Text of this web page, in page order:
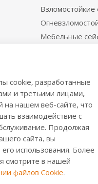
Мебельные
Депозитные
Встраиваемые
Сейфы с
Металлические
— Интернет-
дверей.
cookie, разработанные
и третьими лицами,
на нашем веб-сайте, что
взаимодействие с
Продолжая
сайта, вы
использования. Более
смотрите в нашей
файлов Cookie.